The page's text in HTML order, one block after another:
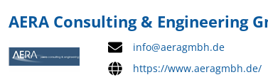
AERA Consulting & Engineering
info@aeragmbh.de
https://www.aeragmbh.de/